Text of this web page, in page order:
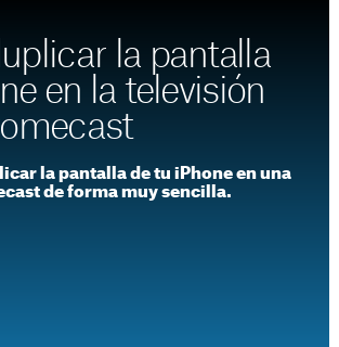
la pantalla
en la televisión
la pantalla de tu iPhone en una
de forma muy sencilla.